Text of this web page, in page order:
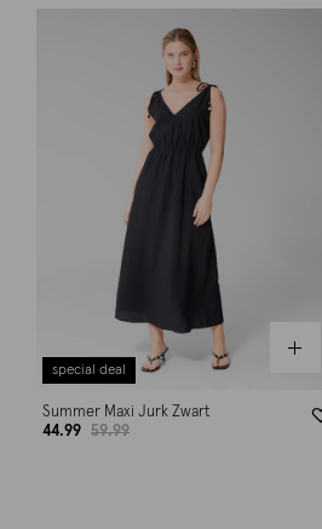
special deal
Summer Maxi Jurk Zwart
44.99
59.99